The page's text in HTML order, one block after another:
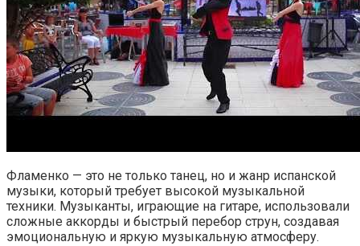
Фламенко — это не только танец, но и жанр испанской
музыки, который требует высокой музыкальной
техники. Музыканты, играющие на гитаре, использовали
сложные аккорды и быстрый перебор струн, создавая
эмоциональную и яркую музыкальную атмосферу.